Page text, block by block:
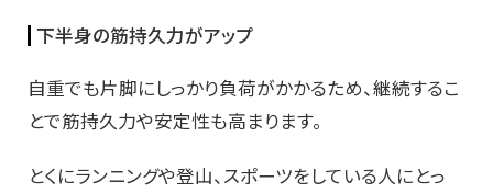
下半身の筋持久力がアップ
自重でも片脚にしっかり負荷がかかるため、継続するこ
とで筋持久力や安定性も高まります。
とくにランニングや登山、スポーツをしている人にとっ